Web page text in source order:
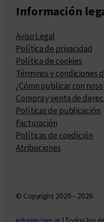
Información
Aviso Legal
Política de privacidad
Política de cookies
Términos y condiciones
¿Cómo publicar con
Compra y venta de
Políticas de publicación
Facturación
Políticas de coedición
Atribuciones
© Copyright 2020 – 2026